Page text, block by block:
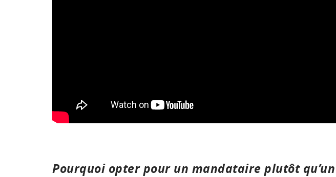
Pourquoi opter pour un mandataire plutôt